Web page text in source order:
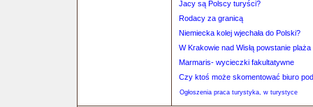
Jacy są Polscy turyści?
Rodacy za granicą
Niemiecka kolej wjechała do Polski?
W Krakowie nad Wisłą powstanie plaża
Marmaris- wycieczki fakultatywne
Czy ktoś może skomentować biuro
Ogłoszenia praca turystyka, w turystyce